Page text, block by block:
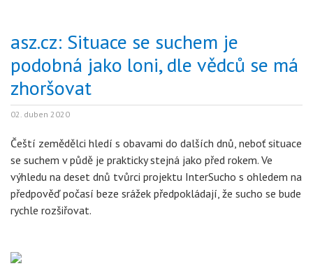
asz.cz: Situace se suchem je
podobná jako loni, dle vědců se má
zhoršovat
02. duben 2020
Čeští zemědělci hledí s obavami do dalších dnů, neboť situace
se suchem v půdě je prakticky stejná jako před rokem. Ve
výhledu na deset dnů tvůrci projektu InterSucho s ohledem na
předpověď počasí beze srážek předpokládají, že sucho se bude
rychle rozšiřovat.